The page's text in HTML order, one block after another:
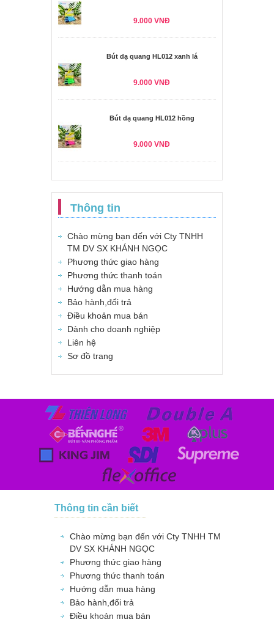
9.000 VNĐ
Bút dạ quang HL012 xanh lá
9.000 VNĐ
Bút dạ quang HL012 hồng
9.000 VNĐ
Thông tin
Chào mừng bạn đến với Cty TNHH
TM DV SX KHÁNH NGỌC
Phương thức giao hàng
Phương thức thanh toán
Hướng dẫn mua hàng
Bảo hành,đổi trả
Điều khoản mua bán
Dành cho doanh nghiệp
Liên hệ
Sơ đồ trang
Thông tin cần biết
Chào mừng bạn đến với Cty TNHH TM
DV SX KHÁNH NGỌC
Phương thức giao hàng
Phương thức thanh toán
Hướng dẫn mua hàng
Bảo hành,đổi trả
Điều khoản mua bán